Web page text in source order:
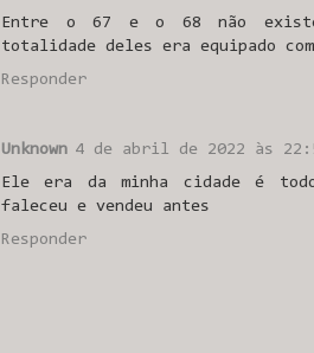
Entre o 67 e o 68 não
totalidade deles era equipado
Responder
Unknown 4 de abril de 2022 às
Ele era da minha cidade é
faleceu e vendeu antes
Responder